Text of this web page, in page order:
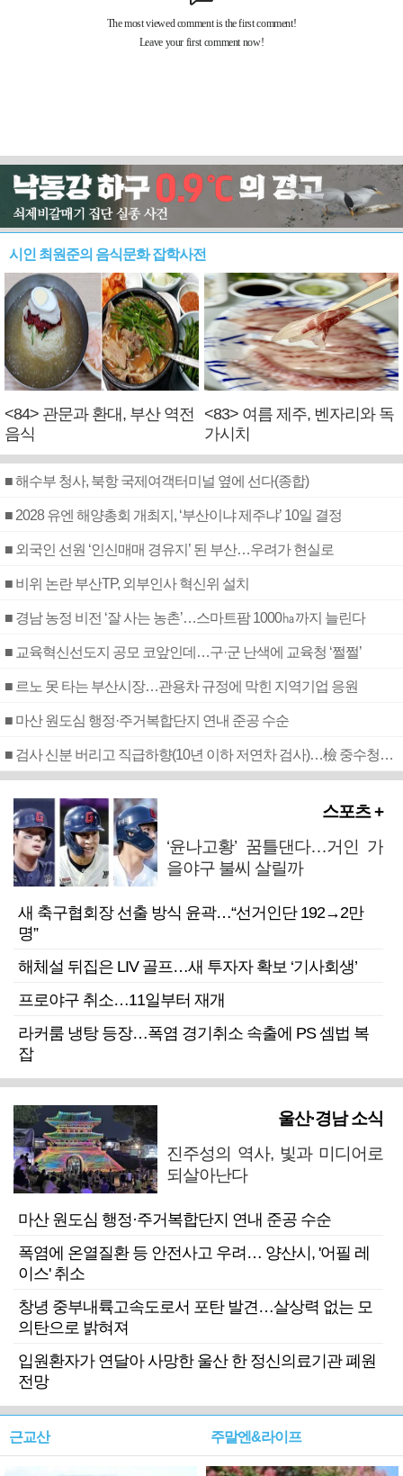
시인 최원준의 음식문화 잡학사전
<84> 관문과 환대, 부산 역전
음식
<83> 여름 제주, 벤자리와 독
가시치
■ 해수부 청사, 북항 국제여객터미널 옆에 선다(종합)
■ 2028 유엔 해양총회 개최지, ‘부산이냐 제주냐’ 10일 결정
■ 외국인 선원 ‘인신매매 경유지’ 된 부산…우려가 현실로
■ 비위 논란 부산TP, 외부인사 혁신위 설치
■ 경남 농정 비전 ‘잘 사는 농촌’…스마트팜 1000㏊까지 늘린다
■ 교육혁신선도지 공모 코앞인데…구·군 난색에 교육청 ‘쩔쩔’
■ 르노 못 타는 부산시장…관용차 규정에 막힌 지역기업 응원
■ 마산 원도심 행정·주거복합단지 연내 준공 수순
■ 검사 신분 버리고 직급하향(10년 이하 저연차 검사)…檢 중수청행 기피
스포츠 +
‘윤나고황’ 꿈틀댄다…거인 가
을야구 불씨 살릴까
새 축구협회장 선출 방식 윤곽…“선거인단 192→2만
명”
해체설 뒤집은 LIV 골프…새 투자자 확보 ‘기사회생’
프로야구 취소…11일부터 재개
라커룸 냉탕 등장…폭염 경기취소 속출에 PS 셈법 복
잡
울산·경남 소식
진주성의 역사, 빛과 미디어로
되살아난다
마산 원도심 행정·주거복합단지 연내 준공 수순
폭염에 온열질환 등 안전사고 우려… 양산시, '어필 레
이스' 취소
창녕 중부내륙고속도로서 포탄 발견…살상력 없는 모
의탄으로 밝혀져
입원환자가 연달아 사망한 울산 한 정신의료기관 폐원
전망
근교산 주말엔&라이프